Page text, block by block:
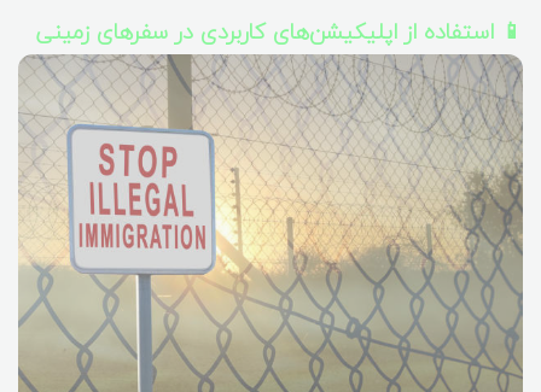
📱 استفاده از اپلیکیشن‌های کاربردی در سفرهای زمینی